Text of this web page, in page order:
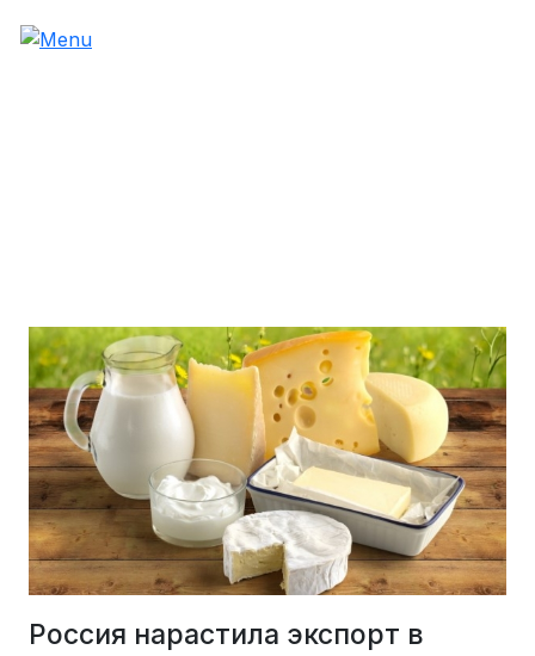
Россия нарастила экспорт в